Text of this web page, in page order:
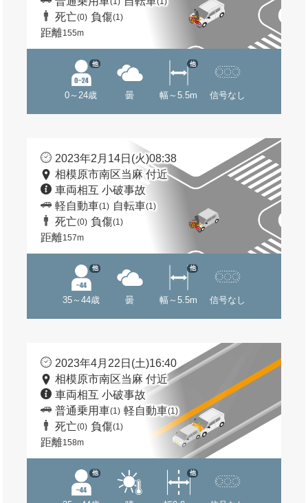
死亡(0) 負傷(1)
距離155m
0～24歳
他
曇 幅～5.5m
他
信号なし
2023年2月14日(火)08:38
相模原市南区当麻 付近
車両相互 小破事故
軽自動車(1) 自転車(1)
死亡(0) 負傷(1)
距離157m
35～44歳
他
曇 幅～5.5m
他
信号なし
2023年4月22日(土)16:40
相模原市南区当麻 付近
車両相互 小破事故
普通乗用車(1) 軽自動車(1)
死亡(0) 負傷(1)
距離158m
他 他